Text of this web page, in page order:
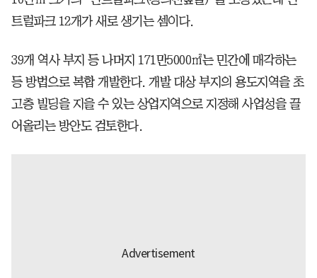
트럴파크 12개가 새로 생기는 셈이다.
39개 역사 부지 등 나머지 171만5000㎡는 민간에 매각하는
등 방법으로 복합 개발한다. 개발 대상 부지의 용도지역을 초
고층 빌딩을 지을 수 있는 상업지역으로 지정해 사업성을 끌
어올리는 방안도 검토한다.